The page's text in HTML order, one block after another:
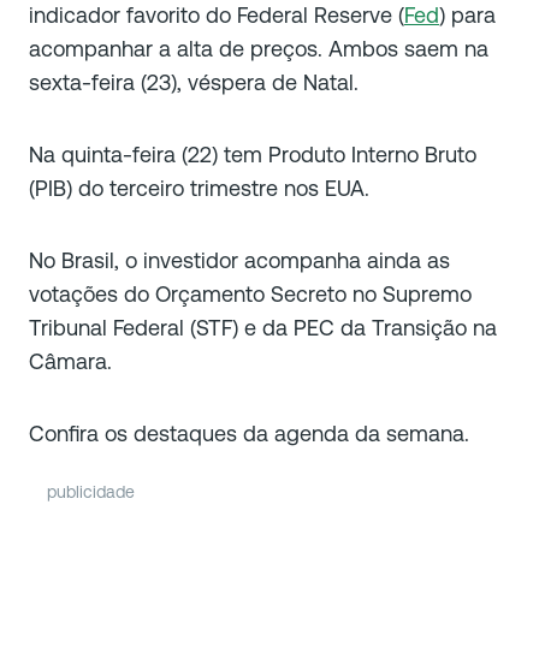
indicador favorito do Federal Reserve (Fed) para
acompanhar a alta de preços. Ambos saem na
sexta-feira (23), véspera de Natal.
Na quinta-feira (22) tem Produto Interno Bruto
(PIB) do terceiro trimestre nos EUA.
No Brasil, o investidor acompanha ainda as
votações do Orçamento Secreto no Supremo
Tribunal Federal (STF) e da PEC da Transição na
Câmara.
Confira os destaques da agenda da semana.
publicidade